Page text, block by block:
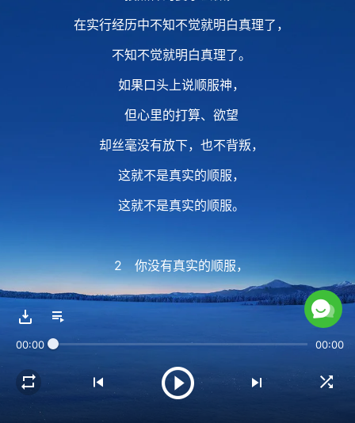
在实行经历中不知不觉就明白真理了，
不知不觉就明白真理了。
如果口头上说顺服神，
但心里的打算、欲望
却丝毫没有放下，也不背叛，
这就不是真实的顺服，
这就不是真实的顺服。
2 你没有真实的顺服，
临到事的时候
你心里就很痛苦、难过，
00:00 00:00